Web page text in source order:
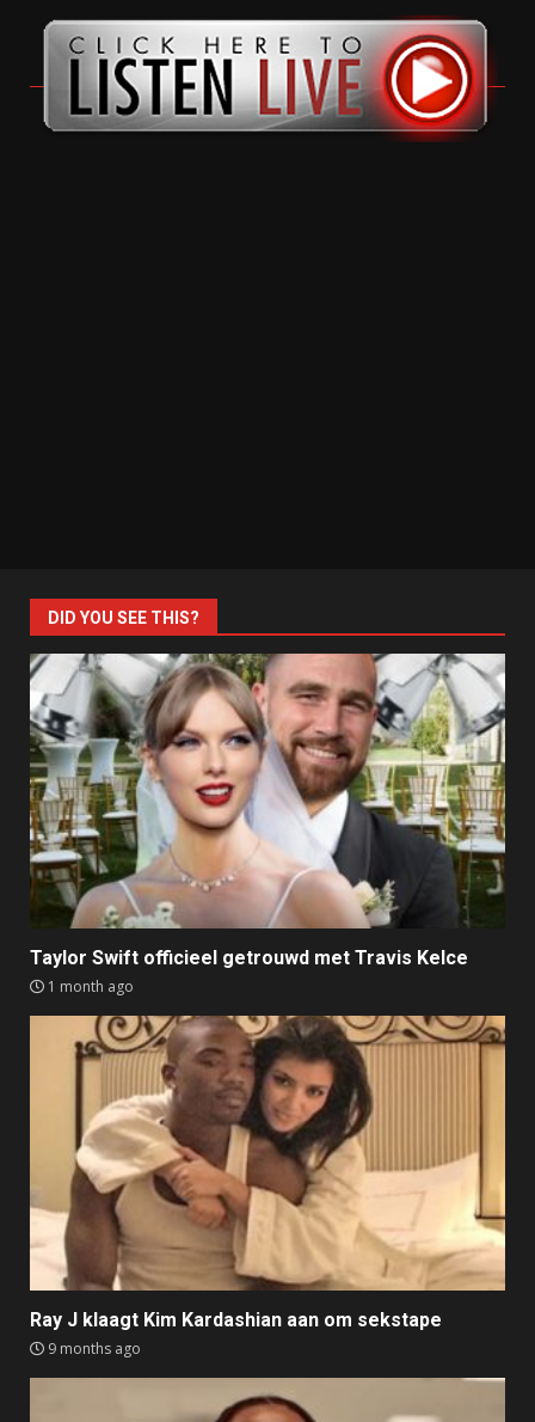
DID YOU SEE THIS?
Taylor Swift officieel getrouwd met Travis Kelce
1 month ago
Ray J klaagt Kim Kardashian aan om sekstape
9 months ago